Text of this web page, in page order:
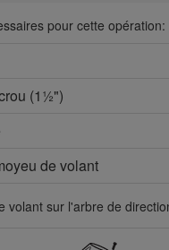
pour cette opération:
(1½")
de volant
volant sur l'arbre de